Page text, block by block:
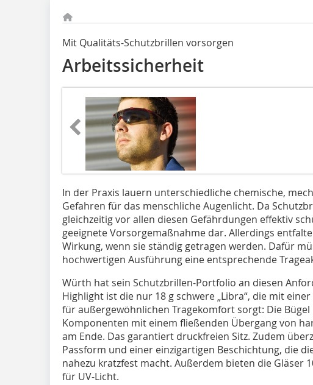
Mit Qualitäts-Schutzbrillen vorsorgen
Arbeitssicherheit
In der Praxis lauern unterschiedliche chemische,
Gefahren für das menschliche Augenlicht. Da
gleichzeitig vor allen diesen Gefährdungen effektiv
geeignete Vorsorgemaßnahme dar. Allerdings
Wirkung, wenn sie ständig getragen werden. Dafür
hochwertigen Ausführung eine entsprechende
Würth hat sein Schutzbrillen-Portfolio an diesen
Highlight ist die nur 18 g schwere „Libra“, die mit
für außergewöhnlichen Tragekomfort sorgt: Die
Komponenten mit einem fließenden Übergang von
am Ende. Das garantiert druckfreien Sitz. Zudem
Passform und einer einzigartigen Beschichtung, die
nahezu kratzfest macht. Außerdem bieten die Gläser
für UV-Licht.